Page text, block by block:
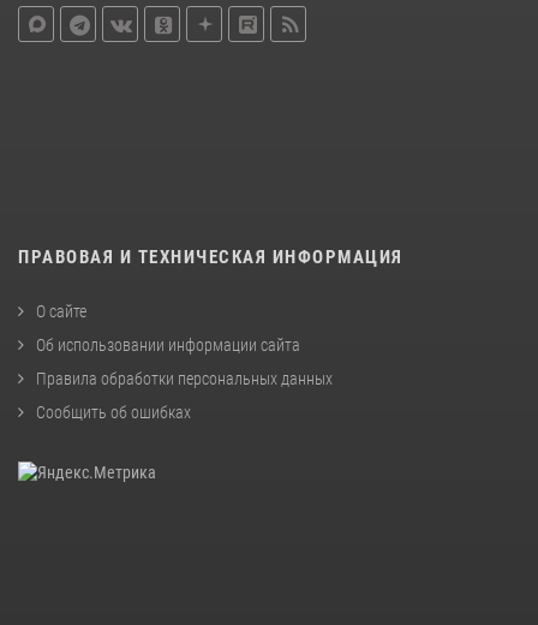
ПРАВОВАЯ И ТЕХНИЧЕСКАЯ ИНФОРМАЦИЯ
О сайте
Об использовании информации сайта
Правила обработки персональных данных
Сообщить об ошибках